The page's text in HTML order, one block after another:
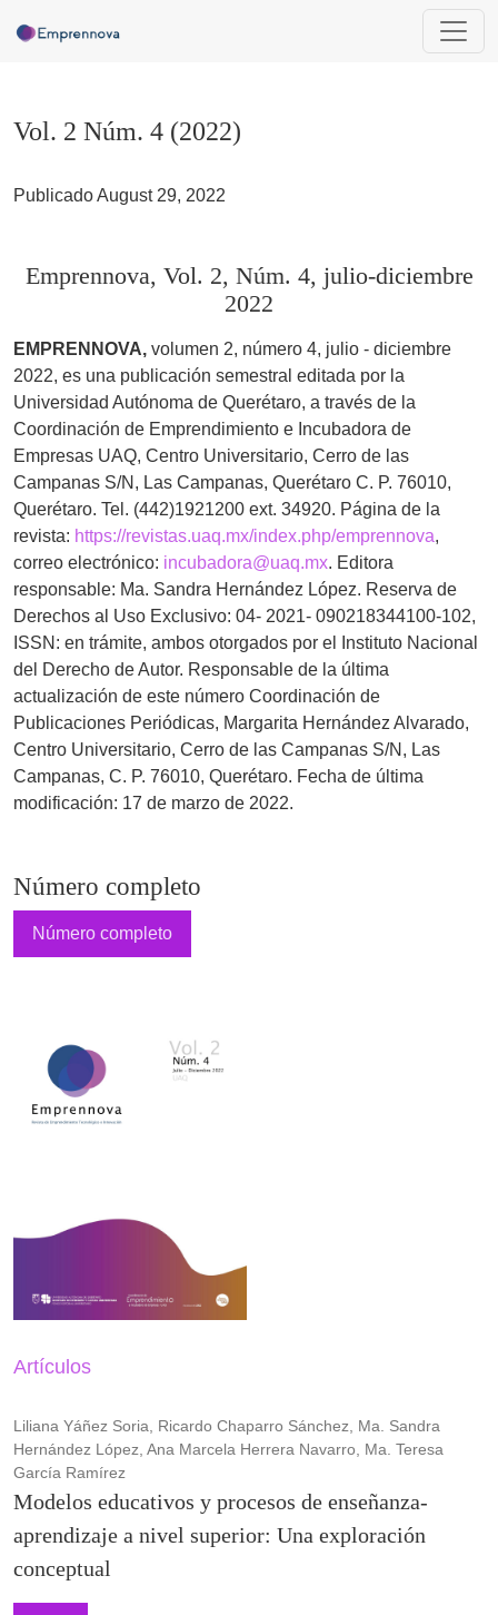
Vol. 2 Núm. 4 (2022)
Publicado August 29, 2022
Emprennova, Vol. 2, Núm. 4, julio-diciembre
2022
EMPRENNOVA, volumen 2, número 4, julio - diciembre
2022, es una publicación semestral editada por la
Universidad Autónoma de Querétaro, a través de la
Coordinación de Emprendimiento e Incubadora de
Empresas UAQ, Centro Universitario, Cerro de las
Campanas S/N, Las Campanas, Querétaro C. P. 76010,
Querétaro. Tel. (442)1921200 ext. 34920. Página de la
revista: https://revistas.uaq.mx/index.php/emprennova,
correo electrónico: incubadora@uaq.mx. Editora
responsable: Ma. Sandra Hernández López. Reserva de
Derechos al Uso Exclusivo: 04- 2021- 090218344100-102,
ISSN: en trámite, ambos otorgados por el Instituto Nacional
del Derecho de Autor. Responsable de la última
actualización de este número Coordinación de
Publicaciones Periódicas, Margarita Hernández Alvarado,
Centro Universitario, Cerro de las Campanas S/N, Las
Campanas, C. P. 76010, Querétaro. Fecha de última
modificación: 17 de marzo de 2022.
Número completo
Número completo
Artículos
Liliana Yáñez Soria, Ricardo Chaparro Sánchez, Ma. Sandra
Hernández López, Ana Marcela Herrera Navarro, Ma. Teresa
García Ramírez
Modelos educativos y procesos de enseñanza-
aprendizaje a nivel superior: Una exploración
conceptual